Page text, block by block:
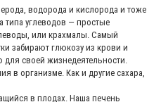
водорода и кислорода и тоже
типа углеводов — простые
или крахмалы. Самый
забирают глюкозу из крови и
своей жизнедеятельности.
в организме. Как и другие сахара,
в плодах. Наша печень